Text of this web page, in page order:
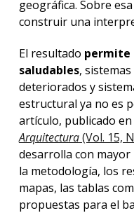
geográfica. Sobre
construir una
El resultado permite
saludables,
deteriorados y
estructural ya no es
artículo, publicado en
Arquitectura(Vol. 15,
desarrolla con
la metodología, los
mapas, las tablas
propuestas para el